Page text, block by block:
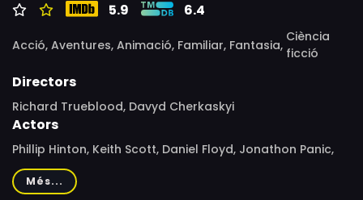
5.9 6.4
Acció, Aventures, Animació, Familiar, Fantasia,
Ciència
ficció
Directors
Richard Trueblood, Davyd Cherkaskyi
Actors
Phillip Hinton, Keith Scott, Daniel Floyd, Jonathon Panic,
Caz Adams, Olivia Martin, Jaye Rosenberg, Michael
Anthony, Ben Brennan
Més...